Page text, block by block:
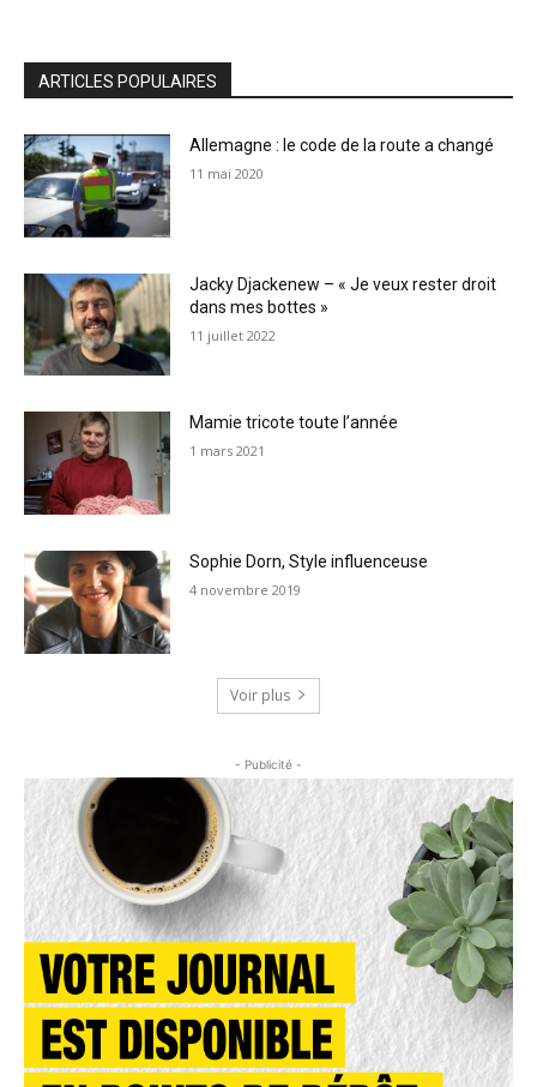
ARTICLES POPULAIRES
Allemagne : le code de la route a changé
11 mai 2020
Jacky Djackenew – « Je veux rester droit
dans mes bottes »
11 juillet 2022
Mamie tricote toute l’année
1 mars 2021
Sophie Dorn, Style influenceuse
4 novembre 2019
Voir plus
- Publicité -